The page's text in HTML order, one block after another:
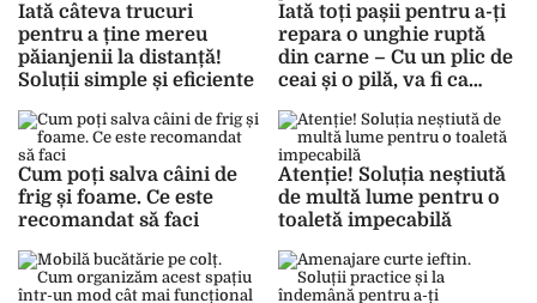
Iată câteva trucuri
pentru a ține mereu
păianjenii la distanță!
Soluții simple și eficiente
Iată toți pașii pentru a-ți
repara o unghie ruptă
din carne – Cu un plic de
ceai și o pilă, va fi ca
Cum poți salva câini de
frig și foame. Ce este
recomandat să faci
Atenție! Soluția neștiută
de multă lume pentru o
toaletă impecabilă